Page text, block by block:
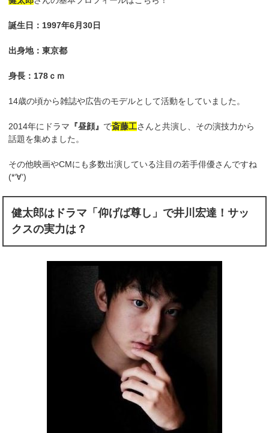
誕生日：1997年6月30日
出身地：東京都
身長：178ｃｍ
14歳の頃から雑誌や広告のモデルとして活動をしていました。
2014年にドラマ 『昼顔』 で斎藤工さんと共演し、その演技力から
話題を集めました。
その他映画やCMにも多数出演している注目の若手俳優さんですね
(*‘∀‘)
健太郎はドラマ「仰げば尊し」で井川宏達！サッ
クスの実力は？